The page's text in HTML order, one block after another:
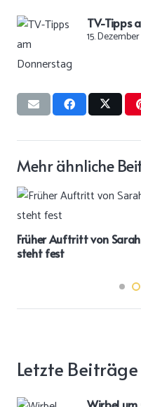
TV-Tipps
15.
Mehr ähnliche
Auftritt von Sarah Engels:
Letzte Beiträge